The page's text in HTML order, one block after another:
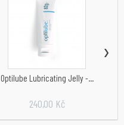
Optilube Lubricating Jelly -...
240,00 Kč
›